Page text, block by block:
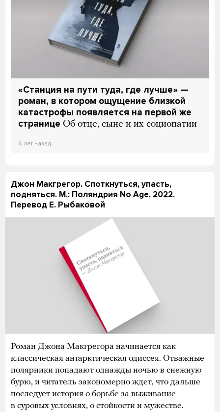
«Станция на пути туда, где лучше» —
роман, в котором ощущение близкой
катастрофы появляется на первой же
странице Об отце, сыне и их социопатии
6 лет назад
Джон Макгрегор. Споткнуться, упасть,
подняться. М.: Поляндрия No Age, 2022.
Перевод Е. Рыбаковой
Роман Джона Макгрегора начинается как
классическая антарктическая одиссея. Отважные
полярники попадают однажды ночью в снежную
бурю, и читатель закономерно ждет, что дальше
последует история о борьбе за выживание
в суровых условиях, о стойкости и мужестве.